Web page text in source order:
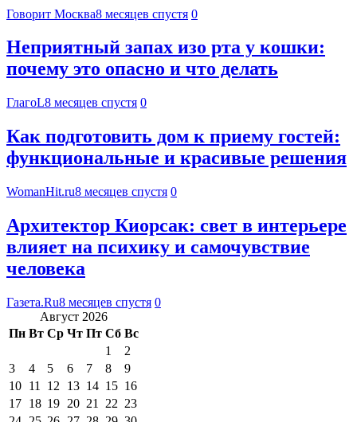
Говорит Москва8 месяцев спустя 0
Неприятный запах изо рта у кошки:
почему это опасно и что делать
ГлагоL8 месяцев спустя 0
Как подготовить дом к приему гостей:
функциональные и красивые решения
WomanHit.ru8 месяцев спустя 0
Архитектор Киорсак: свет в интерьере
влияет на психику и самочувствие
человека
Газета.Ru8 месяцев спустя 0
Август 2026
Пн Вт Ср Чт Пт Сб Вс
1
2
3
4 5 6 7 8
9
10 11 12 13 14 15 16
17 18 19 20 21 22 23